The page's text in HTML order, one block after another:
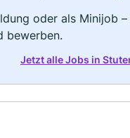
oder als Minijob
bewerben.
Jetzt alle Jobs in